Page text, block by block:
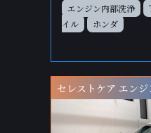
エンジン内部洗浄
イル
ホンダ
セレストケア エン